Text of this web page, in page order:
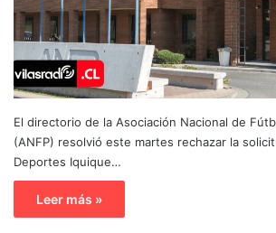
El directorio de la Asociación Nacional de
(ANFP) resolvió este martes rechazar la
Deportes Iquique…
Leer más »